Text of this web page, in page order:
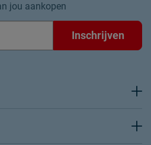
jou aankopen
Inschrijven